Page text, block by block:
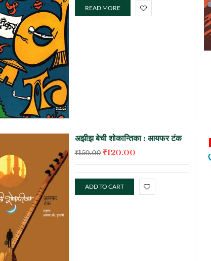
READ MORE
अझीझ बेची शोकान्तिका : आयफर टंक
₹150.00 ₹120.00
ADD TO CART